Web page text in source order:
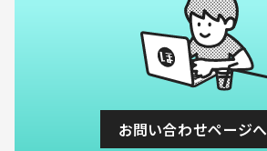
お問い合わせページへ